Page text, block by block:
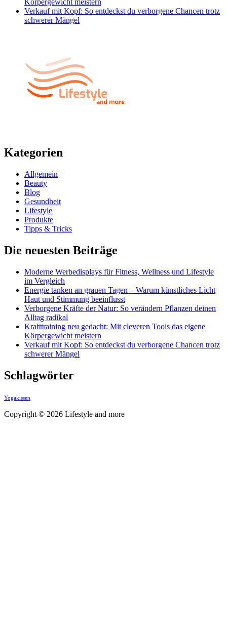
Verkauf mit Kopf: So entdeckst du verborgene Chancen trotz
schwerer Mängel
Kategorien
Allgemein
Beauty
Blog
Gesundheit
Lifestyle
Produkte
Tipps & Tricks
Die neuesten Beiträge
Moderne Werbedisplays für Fitness, Wellness und Lifestyle
im Vergleich
Energie tanken an grauen Tagen – Warum künstliches Licht
Haut und Stimmung beeinflusst
Verborgene Kräfte der Natur: So verändern Pflanzen deinen
Alltag radikal
Krafttraining neu gedacht: Mit cleveren Tools das eigene
Körpergewicht meistern
Verkauf mit Kopf: So entdeckst du verborgene Chancen trotz
schwerer Mängel
Schlagwörter
Yogakissen
Copyright © 2026 Lifestyle and more